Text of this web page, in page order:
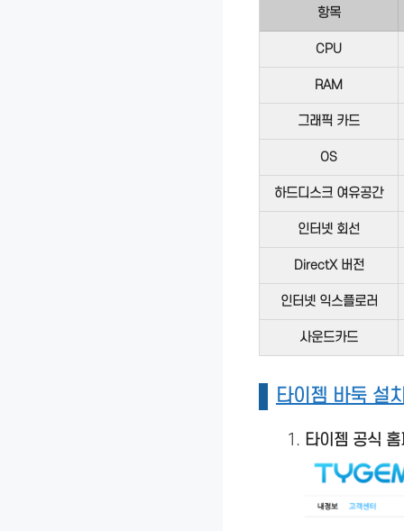
항목
CPU
RAM
그래픽 카드
OS
하드디스크 여유공간
인터넷 회선
DirectX 버전
인터넷 익스플로러
사운드카드
타이젬 바둑 설
타이젬 공식